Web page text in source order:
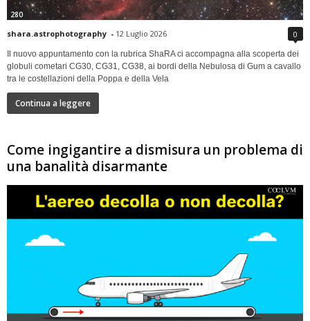
280
shara.astrophotography - 12 Luglio 2026 0
Il nuovo appuntamento con la rubrica ShaRA ci accompagna alla scoperta dei
globuli cometari CG30, CG31, CG38, ai bordi della Nebulosa di Gum a cavallo
tra le costellazioni della Poppa e della Vela
Continua a leggere
Come ingigantire a dismisura un problema di
una banalità disarmante